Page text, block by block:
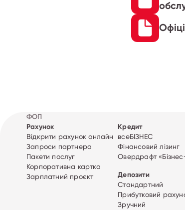
ФОП
Рахунок
Відкрити рахунок онлайн
Запроси партнера
Пакети послуг
Корпоративна картка
Зарплатний проєкт
Кредит
всеБІЗНЕС
Фінансовий лізинг
Овердрафт
Депозити
Стандартний
Прибутковий
Зручний